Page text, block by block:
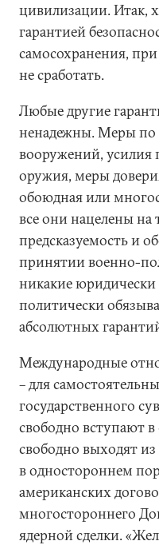
цивилизации. Итак,
гарантией
самосохранения,
не сработать.
Любые другие
ненадежны. Меры
вооружений, усилия
оружия, меры
обоюдная или
все они нацелены
предсказуемость и
принятии военно-
никакие
политически
абсолютных
Международные
– для
государственного
свободно вступают
свободно выходят
в одностороннем
американских
многостороннего
ядерной сделки.